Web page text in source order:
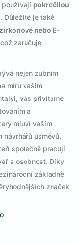
používají pokročilou
. Důležité je také
zirkonové nebo E-
zaručuje
nejen zubním
míru vašim
vás přivítáme
a
mluví vaším
návrhářů úsměvů,
společně pracují
a osobnost. Díky
základně
značek